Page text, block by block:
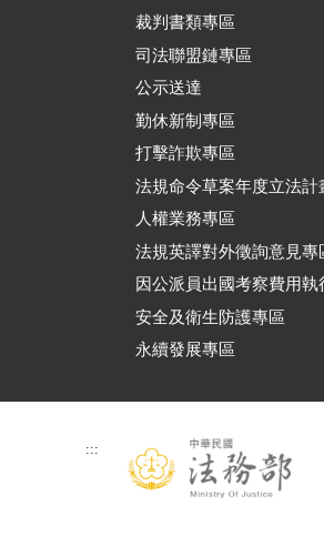
裁判書類專區
司法聯盟鏈專區
公示送達
勤休新制專區
打擊詐欺專區
法規命令草案年度立法計
人權業務專區
法規英譯對外徵詢意見專
因公派員出國考察費用執
安全及衛生防護專區
永續發展專區
:::